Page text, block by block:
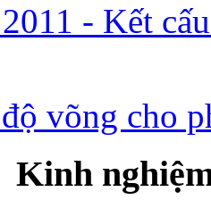
- Kết
võng cho
Kinh